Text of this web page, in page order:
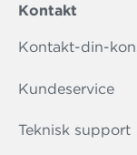
Kontakt
Kontakt-din-
Kundeservice
Teknisk support